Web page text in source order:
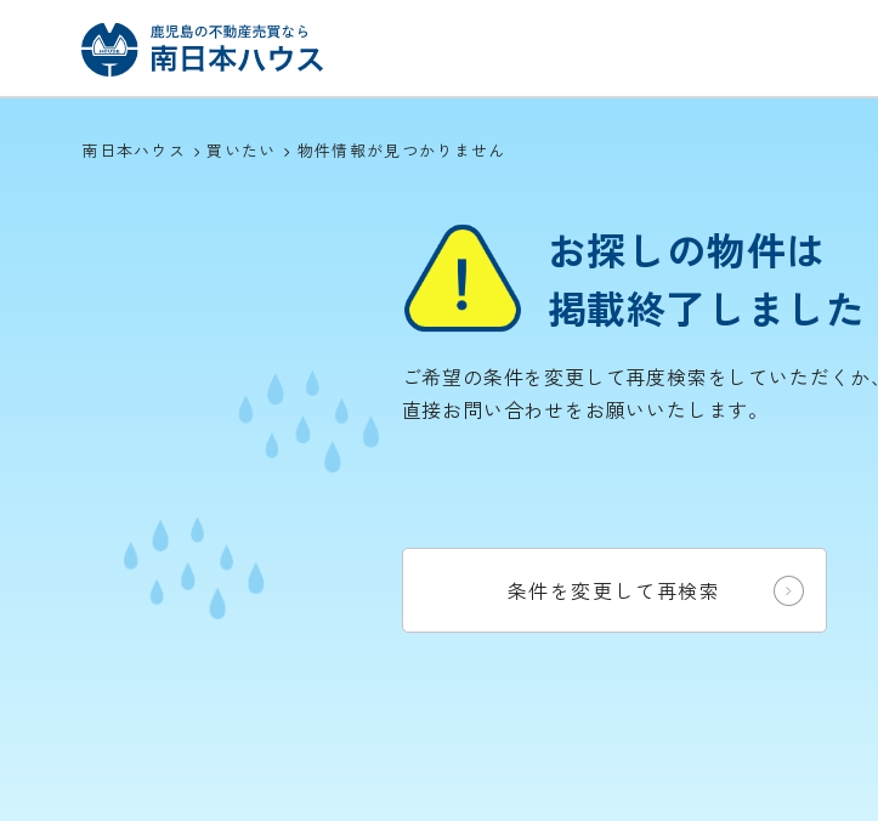
南日本ハウス 買いたい 物件情報が見つかりません
お探しの物件は
掲載終了しました
ご希望の条件を変更して再度検索をしていただくか、
直接お問い合わせをお願いいたします。
条件を変更して再検索